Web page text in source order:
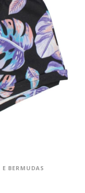
E BERMUDAS